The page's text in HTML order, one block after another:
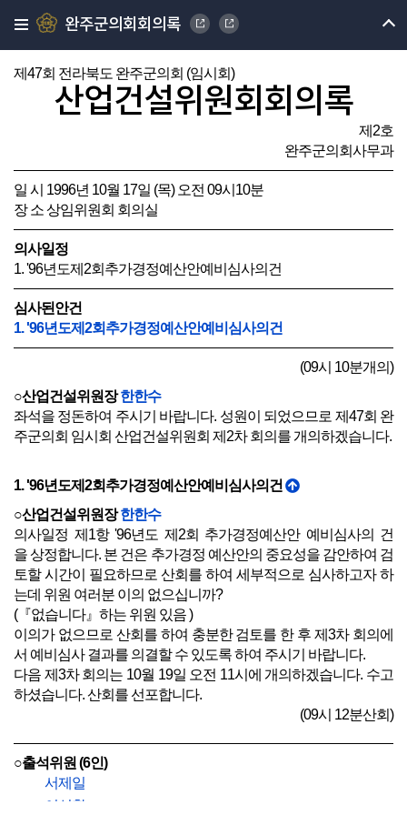
완주군의회회의록
제47회 전라북도 완주군의회 (임시회)
산업건설위원회회의록
제2호
완주군의회사무과
일 시 1996년 10월 17일 (목) 오전 09시10분
장 소 상임위원회 회의실
의사일정
1. '96년도제2회추가경정예산안예비심사의건
심사된안건
1. '96년도제2회추가경정예산안예비심사의건
(09시 10분개의)
○산업건설위원장한한수
좌석을 정돈하여 주시기 바랍니다. 성원이 되었으므로 제47회 완
주군의회 임시회 산업건설위원회 제2차 회의를 개의하겠습니다.
1. '96년도제2회추가경정예산안예비심사의건
○산업건설위원장한한수
의사일정 제1항 '96년도 제2회 추가경정예산안 예비심사의 건
을 상정합니다. 본 건은 추가경정 예산안의 중요성을 감안하여 검
토할 시간이 필요하므로 산회를 하여 세부적으로 심사하고자 하
는데 위원 여러분 이의 없으십니까?
(『없습니다』하는 위원 있음 )
이의가 없으므로 산회를 하여 충분한 검토를 한 후 제3차 회의에
서 예비심사 결과를 의결할 수 있도록 하여 주시기 바랍니다.
다음 제3차 회의는 10월 19일 오전 11시에 개의하겠습니다. 수고
하셨습니다. 산회를 선포합니다.
(09시 12분산회)
○출석위원 (6인)
서제일
이석환